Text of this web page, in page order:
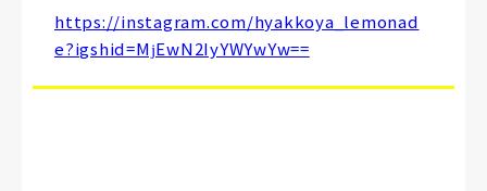
https://instagram.com/hyakkoya_lemonad
e?igshid=MjEwN2IyYWYwYw==